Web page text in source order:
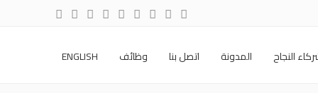
النجاح المدونة اتصل بنا وظائف ENGLISH